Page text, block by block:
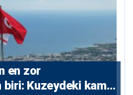
en zor
biri: Kuzeydeki kamu